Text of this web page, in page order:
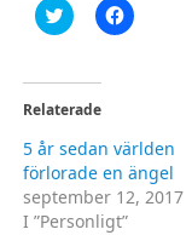
Klicka
för
Twitter
(Öppnas
i
ett
nytt
fönster)
Klicka
för
ett
nytt
fönster)
Relaterade
5 år sedan världen
förlorade en ängel
september 12, 2017
I ”Personligt”